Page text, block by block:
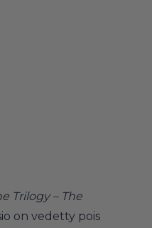
Trilogy – The
on vedetty pois